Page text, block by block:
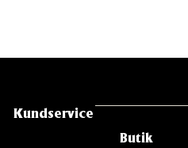
Kundservice
Butik